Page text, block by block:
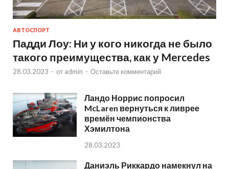
АВТОСПОРТ
Падди Лоу: Ни у кого никогда не было
такого преимущества, как у Mercedes
28.03.2023 - от admin - Оставьте комментарий
Ландо Норрис попросил
McLaren вернуться к ливрее
времён чемпионства
Хэмилтона
28.03.2023
Даниэль Риккардо намекнул на